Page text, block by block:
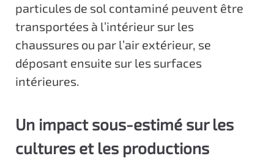
particules de sol contaminé peuvent être
transportées à l’intérieur sur les
chaussures ou par l’air extérieur, se
déposant ensuite sur les surfaces
intérieures.
Un impact sous-estimé sur les
cultures et les productions